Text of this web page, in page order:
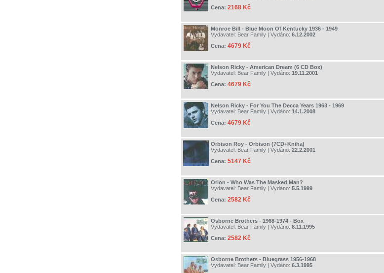
Cena: 2168 Kč
Monroe Bill - Blue Moon Of Kentucky 1936 - 1949
Vydavatel: Bear Family | Vydáno: 6.12.2002
Cena: 4679 Kč
Nelson Ricky - American Dream (6 CD Box)
Vydavatel: Bear Family | Vydáno: 19.11.2001
Cena: 4679 Kč
Nelson Ricky - For You The Decca Years 1963 - 1969
Vydavatel: Bear Family | Vydáno: 14.1.2008
Cena: 4679 Kč
Orbison Roy - Orbison (7CD+Kniha)
Vydavatel: Bear Family | Vydáno: 22.2.2001
Cena: 5147 Kč
Orion - Who Was The Masked Man?
Vydavatel: Bear Family | Vydáno: 5.5.1999
Cena: 2582 Kč
Osborne Brothers - 1968-1974 - Box
Vydavatel: Bear Family | Vydáno: 8.11.1995
Cena: 2582 Kč
Osborne Brothers - Bluegrass 1956-1968
Vydavatel: Bear Family | Vydáno: 6.3.1995